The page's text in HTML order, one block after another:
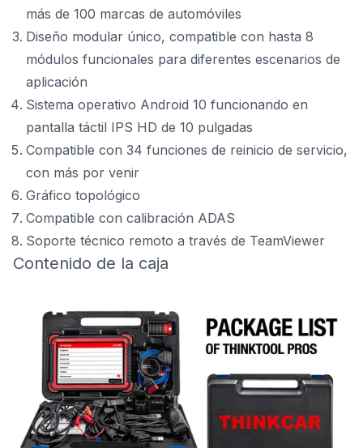
más de 100 marcas de automóviles
Diseño modular único, compatible con hasta 8
módulos funcionales para diferentes escenarios de
aplicación
Sistema operativo Android 10 funcionando en
pantalla táctil IPS HD de 10 pulgadas
Compatible con 34 funciones de reinicio de servicio,
con más por venir
Gráfico topológico
Compatible con calibración ADAS
Soporte técnico remoto a través de TeamViewer
Contenido de la caja